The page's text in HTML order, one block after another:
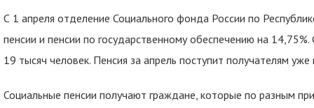
С 1 апреля отделение Социального фонда России по
пенсии и пенсии по государственному обеспечению на
19 тысяч человек. Пенсия за апрель поступит получателям
Социальные пенсии получают граждане, которые по разным